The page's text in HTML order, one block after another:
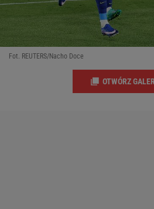
Fot. REUTERS/Nacho Doce
OTWÓRZ